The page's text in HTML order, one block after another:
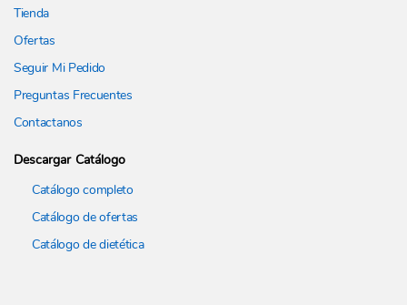
Tienda
Ofertas
Seguir Mi Pedido
Preguntas Frecuentes
Contactanos
Descargar Catálogo
Catálogo completo
Catálogo de ofertas
Catálogo de dietética